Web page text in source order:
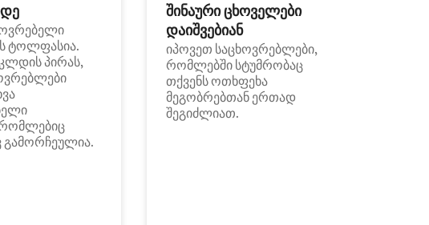
ტოლფასია.
პირას,
რომლებიც
შინაური ცხოველები
დაიშვებიან
იპოვეთ საცხოვრებლები,
რომლებში სტუმრობაც
თქვენს ოთხფეხა
მეგობრებთან ერთად
შეგიძლიათ.